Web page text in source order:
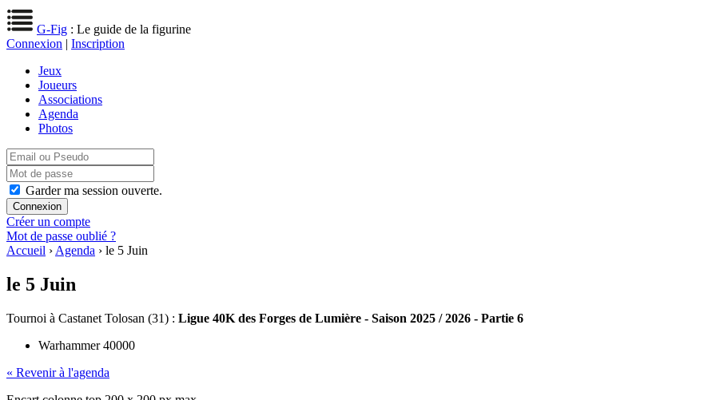
G-Fig : Le guide de la figurine
Connexion | Inscription
Jeux
Joueurs
Associations
Agenda
Photos
Garder ma session ouverte.
Créer un compte
Mot de passe oublié ?
Accueil › Agenda › le 5 Juin
le 5 Juin
Tournoi à Castanet Tolosan (31) : Ligue 40K des Forges de Lumière - Saison 2025 / 2026 - Partie 6
Warhammer 40000
« Revenir à l'agenda